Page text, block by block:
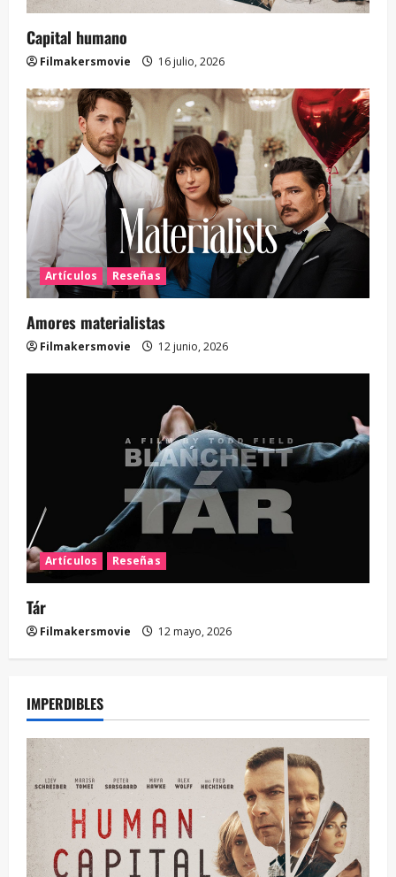
Capital humano
Filmakersmovie 16 julio, 2026
Artículos Reseñas
Amores materialistas
Filmakersmovie 12 junio, 2026
Artículos Reseñas
Tár
Filmakersmovie 12 mayo, 2026
IMPERDIBLES